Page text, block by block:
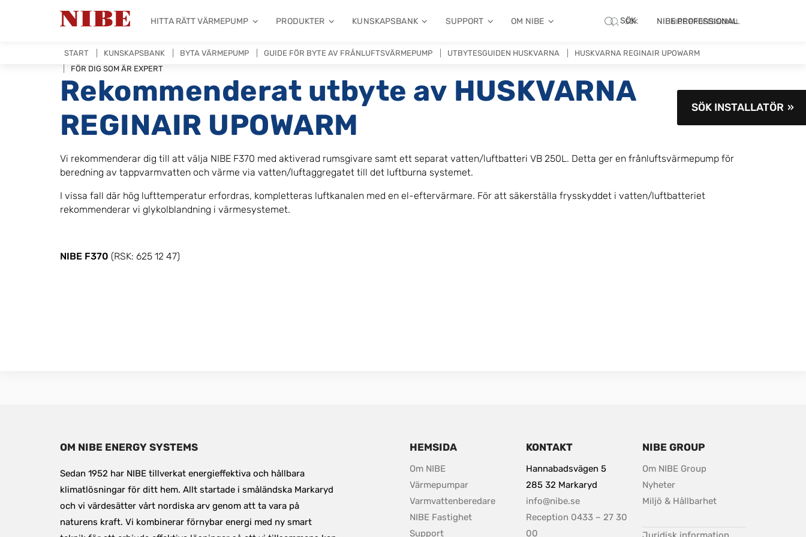
HITTA RÄTT VÄRMEPUMP PRODUKTER KUNSKAPSBANK SUPPORT OM NIBE SÖK NIBE PROFESSIONAL
SÖK NIBE PROFESSIONAL
START KUNSKAPSBANK BYTA VÄRMEPUMP GUIDE FÖR BYTE AV FRÅNLUFTSVÄRMEPUMP UTBYTESGUIDEN HUSKVARNA
HUSKVARNA REGINAIR UPOWARM
FÖR DIG SOM ÄR EXPERT
SÖK INSTALLATÖR
Rekommenderat utbyte av HUSKVARNA
REGINAIR UPOWARM
Vi rekommenderar dig till att välja NIBE F370 med aktiverad rumsgivare samt ett separat vatten/luftbatteri VB 250L. Detta ger en frånluftsvärmepump för
beredning av tappvarmvatten och värme via vatten/luftaggregatet till det luftburna systemet.
I vissa fall där hög lufttemperatur erfordras, kompletteras luftkanalen med en el-eftervärmare. För att säkerställa frysskyddet i vatten/luftbatteriet
rekommenderar vi glykolblandning i värmesystemet.
NIBE F370 (RSK: 625 12 47)
OM NIBE ENERGY SYSTEMS
Sedan 1952 har NIBE tillverkat energieffektiva och hållbara
klimatlösningar för ditt hem. Allt startade i småländska Markaryd
och vi värdesätter vårt nordiska arv genom att ta vara på
naturens kraft. Vi kombinerar förnybar energi med ny smart
HEMSIDA
Om NIBE
Värmepumpar
Varmvattenberedare
NIBE Fastighet
Support
KONTAKT
Hannabadsvägen 5
285 32 Markaryd
info@nibe.se
Reception 0433 – 27 30
00
NIBE GROUP
Om NIBE Group
Nyheter
Miljö & Hållbarhet